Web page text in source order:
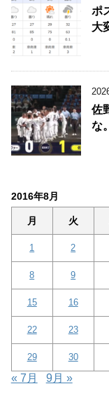
ポ
大
佐
な。
2016年8月
月 火
1 2
8 9
15 16
22 23
29 30
« 7月 9月 »